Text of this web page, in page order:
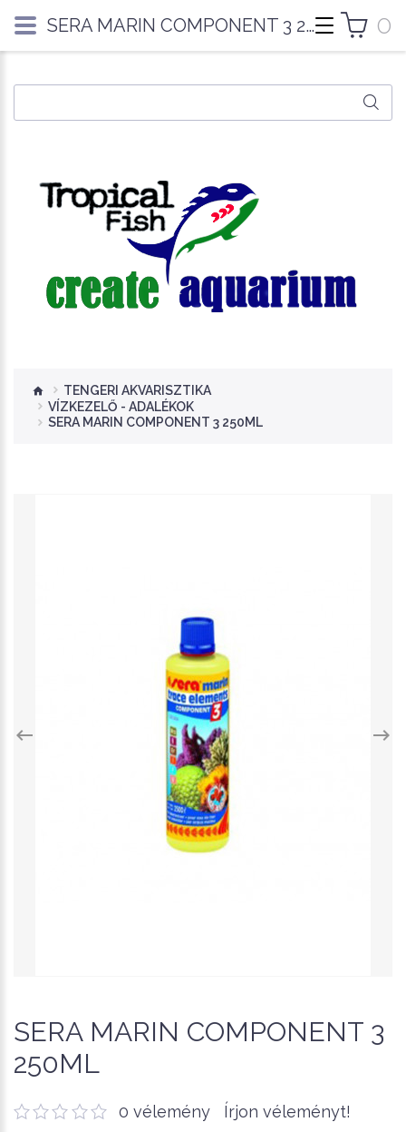
0
TENGERI AKVARISZTIKA
VÍZKEZELŐ - ADALÉKOK
SERA MARIN COMPONENT 3 250ML
SERA MARIN COMPONENT 3
250ML
0 vélemény Írjon véleményt!
SERA MARIN COMPONENT 3 250ML